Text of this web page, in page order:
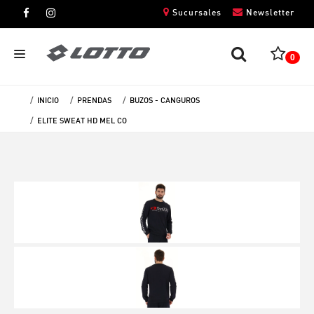
Newsletter
Sucursales
0
CABALLEROS
INICIO PRENDAS BUZOS - CANGUROS
ELITE SWEAT HD MEL CO